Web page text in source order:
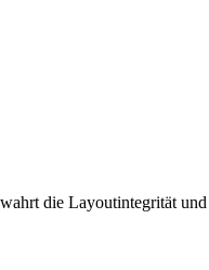
die Layoutintegrität